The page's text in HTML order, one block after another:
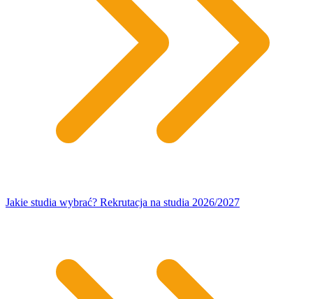
Jakie studia wybrać? Rekrutacja na studia 2026/2027